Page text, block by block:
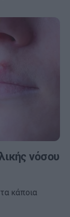
νόσου
κάποια